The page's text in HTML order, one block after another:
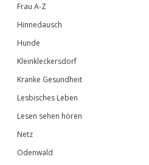
Frau A-Z
Hinnedausch
Hunde
Kleinkleckersdorf
Kranke Gesundheit
Lesbisches Leben
Lesen sehen hören
Netz
Odenwald